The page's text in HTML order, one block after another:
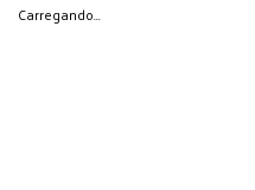
Carregando...